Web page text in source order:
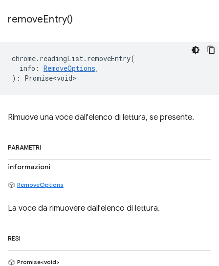
removeEntry()
chrome. readingList . removeEntry(
info : RemoveOptions,
) : Promise<void>
Rimuove una voce dall'elenco di lettura, se presente.
PARAMETRI
informazioni
RemoveOptions
La voce da rimuovere dall'elenco di lettura.
RESI
Promise<void>